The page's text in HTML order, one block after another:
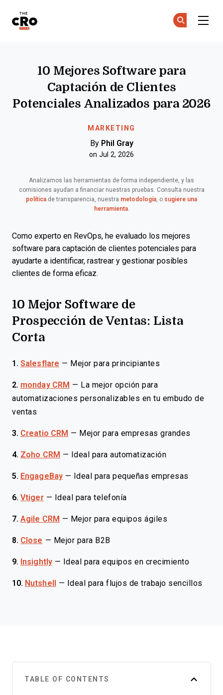
MARKETING
10 Mejores Software para
Captación de Clientes
Potenciales Analizados para 2026
By Phil Gray
on Jul 2, 2026
Analizamos las herramientas de forma independiente, y las
comisiones ayudan a financiar nuestras pruebas. Consulta nuestra
política de transparencia, nuestra metodología, o sugiere una
herramienta.
Como experto en RevOps, he evaluado los mejores
software para captación de clientes potenciales para
ayudarte a identificar, rastrear y gestionar posibles
clientes de forma eficaz.
10 Mejor Software de
Prospección de Ventas: Lista
Corta
1. Salesflare — Mejor para principiantes
2. monday CRM — La mejor opción para
automatizaciones personalizables en tu embudo de
ventas
3. Creatio CRM — Mejor para empresas grandes
4. Zoho CRM — Ideal para automatización
5. EngageBay — Ideal para pequeñas empresas
6. Vtiger — Ideal para telefonía
7. Agile CRM — Mejor para equipos ágiles
8. Close — Mejor para B2B
9. Insightly — Ideal para equipos en crecimiento
10. Nutshell — Ideal para flujos de trabajo sencillos
TABLE OF CONTENTS